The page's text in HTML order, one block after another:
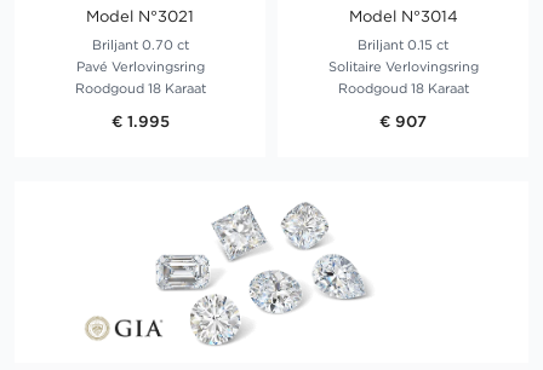
Model N°3021
Briljant 0.70 ct
Pavé Verlovingsring
Roodgoud 18 Karaat
€ 1.995
Model N°3014
Briljant 0.15 ct
Solitaire Verlovingsring
Roodgoud 18 Karaat
€ 907